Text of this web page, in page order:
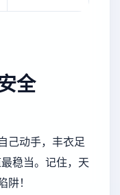
全
己动手，丰衣足
稳当。记住，天
！